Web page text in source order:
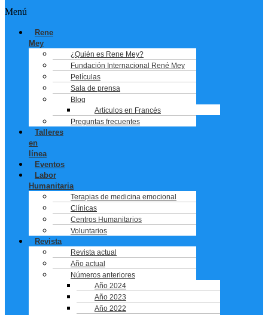
Menú
Rene
Mey
¿Quién es Rene Mey?
Fundación Internacional René Mey
Películas
Sala de prensa
Blog
Artículos en Francés
Preguntas frecuentes
Talleres
en
línea
Eventos
Labor
Humanitaria
Terapias de medicina emocional
Clínicas
Centros Humanitarios
Voluntarios
Revista
Revista actual
Año actual
Números anteriores
Año 2024
Año 2023
Año 2022